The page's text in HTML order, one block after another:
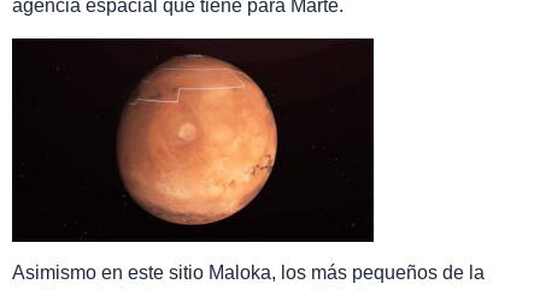
agencia espacial que tiene para Marte.
Asimismo en este sitio Maloka, los más pequeños de la